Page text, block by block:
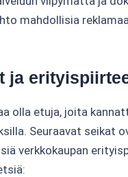
mahdollisia
ja
olla etuja, joita
Seuraavat seikat
verkkokaupan